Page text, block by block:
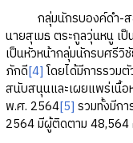
กลุ่มนักรบองค์ดำ-สอ
นายสุเมธ ตระกูลวุ่นหนู เ
เป็นหัวหน้ากลุ่มนักรบศรี
ภักดี[4]โดยได้มีการรวม
สนับสนุนและเผยแพร่เนื้
พ.ศ. 2564[5] รวมทั้งมีก
2564 มีผู้ติดตาม 48,564